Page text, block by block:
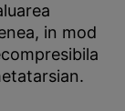
in mod